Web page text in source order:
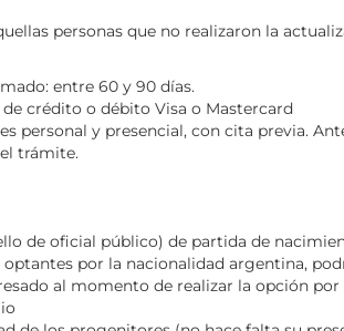
personas que no realizaron la
entre 60 y 90 días.
crédito o débito Visa o Mastercard
personal y presencial, con cita previa.
trámite.
de oficial público) de partida de
optantes por la nacionalidad argentina,
al momento de realizar la opción